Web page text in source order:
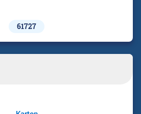
61727